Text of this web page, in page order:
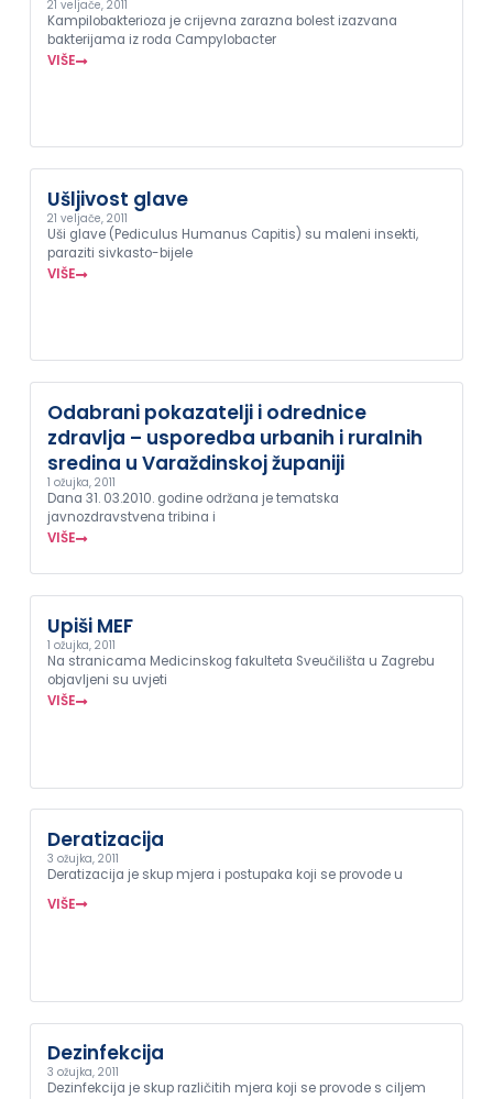
21 veljače, 2011
Kampilobakterioza je crijevna zarazna bolest izazvana
bakterijama iz roda Campylobacter
VIŠE
Ušljivost glave
21 veljače, 2011
Uši glave (Pediculus Humanus Capitis) su maleni insekti,
paraziti sivkasto-bijele
VIŠE
Odabrani pokazatelji i odrednice
zdravlja – usporedba urbanih i ruralnih
sredina u Varaždinskoj županiji
1 ožujka, 2011
Dana 31. 03.2010. godine održana je tematska
javnozdravstvena tribina i
VIŠE
Upiši MEF
1 ožujka, 2011
Na stranicama Medicinskog fakulteta Sveučilišta u Zagrebu
objavljeni su uvjeti
VIŠE
Deratizacija
3 ožujka, 2011
Deratizacija je skup mjera i postupaka koji se provode u
VIŠE
Dezinfekcija
3 ožujka, 2011
Dezinfekcija je skup različitih mjera koji se provode s ciljem